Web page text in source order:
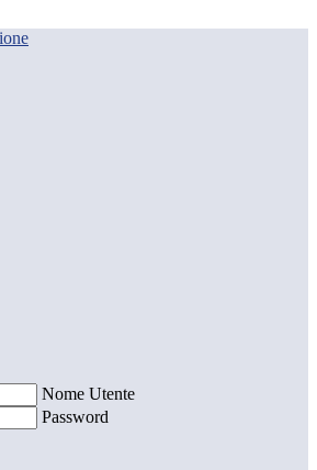
Nome Utente
Password